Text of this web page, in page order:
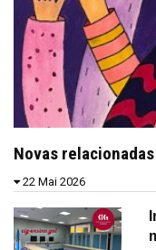
Novas relacionadas
22 Mai 2026